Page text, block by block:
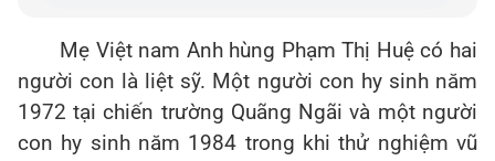
Mẹ Việt nam Anh hùng Phạm Thị Huệ có hai
người con là liệt sỹ. Một người con hy sinh năm
1972 tại chiến trường Quãng Ngãi và một người
con hy sinh năm 1984 trong khi thử nghiệm vũ